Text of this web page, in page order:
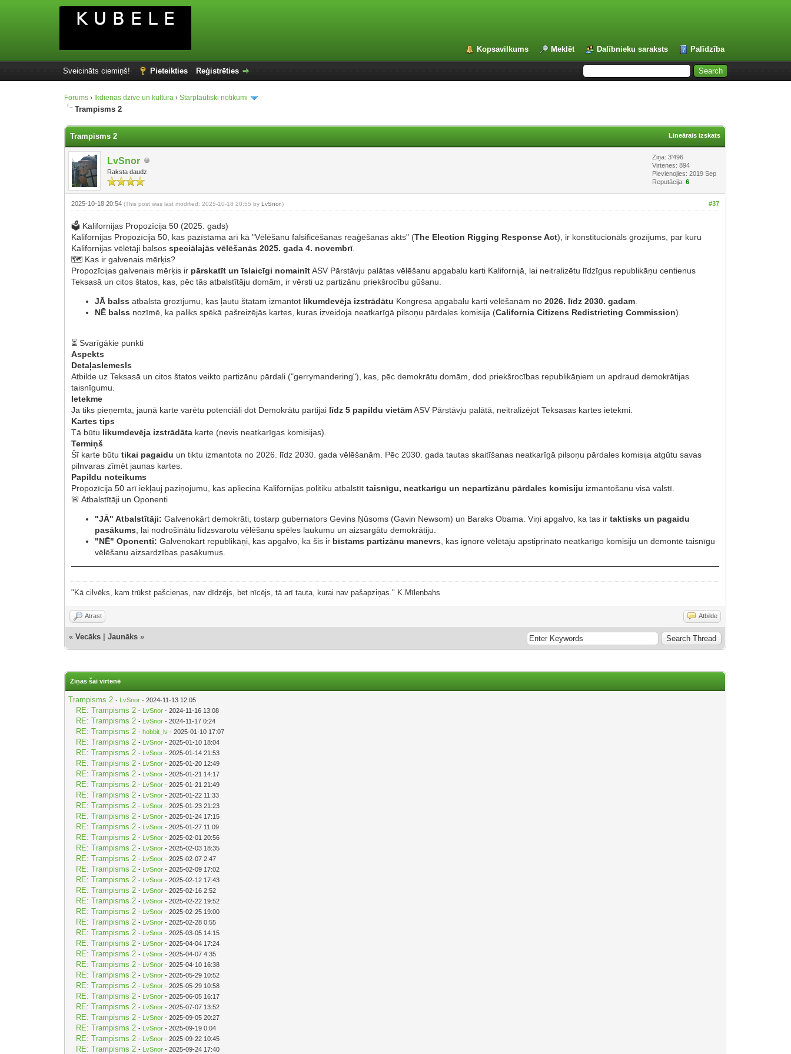
Kopsavilkums Meklēt Dalībnieku saraksts Palīdzība
Sveicināts ciemiņš! Pieteikties Reģistrēties
Forums › Ikdienas dzīve un kultūra ›Starptautiski notikumi
Trampisms 2
Lineārais izskats
Trampisms 2
LvSnor
Raksta daudz
Ziņa: 3'496
Virtenes: 894
Pievienojies: 2019 Sep
Reputācija:6
#37
2025-10-18 20:54(This post was last modified: 2025-10-18 20:55 byLvSnor.)
🗳️ Kalifornijas Propozīcija 50 (2025. gads)
Kalifornijas Propozīcija 50, kas pazīstama arī kā "Vēlēšanu falsificēšanas reaģēšanas akts" (The Election Rigging Response Act), ir konstitucionāls grozījums, par kuru
Kalifornijas vēlētāji balsosspeciālajās vēlēšanās 2025. gada 4. novembrī
🗺️ Kas ir galvenais mērķis?
Propozīcijas galvenais mērķis ir pārskatīt un īslaicīgi nomainītASV Pārstāvju palātas vēlēšanu apgabalu karti Kalifornijā, lai neitralizētu līdzīgus republikāņu centienus
Teksasā un citos štatos, kas, pēc tās atbalstītāju domām, ir vērsti uz partizānu priekšrocību gūšanu.
JĀ balss atbalsta grozījumu, kas ļautu štatam izmantot likumdevēja izstrādātu Kongresa apgabalu karti vēlēšanām no2026. līdz 2030. gadam
NĒ balss nozīmē, ka paliks spēkā pašreizējās kartes, kuras izveidoja neatkarīgā pilsoņu pārdales komisija (California Citizens Redistricting Commission).
⏳ Svarīgākie punkti
Aspekts
DetaļasIemesls
Atbilde uz Teksasā un citos štatos veikto partizānu pārdali ("gerrymandering"), kas, pēc demokrātu domām, dod priekšrocības republikāņiem un apdraud demokrātijas
taisnīgumu.
Ietekme
Ja tiks pieņemta, jaunā karte varētu potenciāli dot Demokrātu partijai līdz 5 papildu vietāmASV Pārstāvju palātā, neitralizējot Teksasas kartes ietekmi.
Kartes tips
Tā būtu likumdevēja izstrādāta karte (nevis neatkarīgas komisijas).
Termiņš
Šī karte būtutikai pagaidu un tiktu izmantota no 2026. līdz 2030. gada vēlēšanām. Pēc 2030. gada tautas skaitīšanas neatkarīgā pilsoņu pārdales komisija atgūtu savas
pilnvaras zīmēt jaunas kartes.
Papildu noteikums
Propozīcija 50 arī iekļauj paziņojumu, kas apliecina Kalifornijas politiku atbalstīttaisnīgu, neatkarīgu un nepartizānu pārdales komisiju izmantošanu visā valstī.
🚨 Atbalstītāji un Oponenti
"JĀ" Atbalstītāji: Galvenokārt demokrāti, tostarp gubernators Gevins Ņūsoms (Gavin Newsom) un Baraks Obama. Viņi apgalvo, ka tas irtaktisks un pagaidu
pasākums , lai nodrošinātu līdzsvarotu vēlēšanu spēles laukumu un aizsargātu demokrātiju.
"NĒ" Oponenti: Galvenokārt republikāņi, kas apgalvo, ka šis ir bīstams partizānu manevrs , kas ignorē vēlētāju apstiprināto neatkarīgo komisiju un demontē taisnīgu
vēlēšanu aizsardzības pasākumus.
"Kā cilvēks, kam trūkst pašcieņas, nav dīdzējs, bet nīcējs, tā arī tauta, kurai nav pašapziņas." K.Mīlenbahs
Atrast Atbilde
«Vecāks |Jaunāks »
Ziņas šai virtenē
Trampisms 2 - LvSnor - 2024-11-13 12:05
RE: Trampisms 2 - LvSnor - 2024-11-16 13:08
RE: Trampisms 2 - LvSnor - 2024-11-17 0:24
RE: Trampisms 2 -hobbit_lv - 2025-01-10 17:07
RE: Trampisms 2 - LvSnor - 2025-01-10 18:04
RE: Trampisms 2 - LvSnor - 2025-01-14 21:53
RE: Trampisms 2 - LvSnor - 2025-01-20 12:49
RE: Trampisms 2 - LvSnor - 2025-01-21 14:17
RE: Trampisms 2 - LvSnor - 2025-01-21 21:49
RE: Trampisms 2 - LvSnor - 2025-01-22 11:33
RE: Trampisms 2 - LvSnor - 2025-01-23 21:23
RE: Trampisms 2 - LvSnor - 2025-01-24 17:15
RE: Trampisms 2 - LvSnor - 2025-01-27 11:09
RE: Trampisms 2 - LvSnor - 2025-02-01 20:56
RE: Trampisms 2 - LvSnor - 2025-02-03 18:35
RE: Trampisms 2 - LvSnor - 2025-02-07 2:47
RE: Trampisms 2 - LvSnor - 2025-02-09 17:02
RE: Trampisms 2 - LvSnor - 2025-02-12 17:43
RE: Trampisms 2 - LvSnor - 2025-02-16 2:52
RE: Trampisms 2 - LvSnor - 2025-02-22 19:52
RE: Trampisms 2 - LvSnor - 2025-02-25 19:00
RE: Trampisms 2 - LvSnor - 2025-02-28 0:55
RE: Trampisms 2 - LvSnor - 2025-03-05 14:15
RE: Trampisms 2 - LvSnor - 2025-04-04 17:24
RE: Trampisms 2 - LvSnor - 2025-04-07 4:35
RE: Trampisms 2 - LvSnor - 2025-04-10 16:38
RE: Trampisms 2 - LvSnor - 2025-05-29 10:52
RE: Trampisms 2 - LvSnor - 2025-05-29 10:58
RE: Trampisms 2 - LvSnor - 2025-06-05 16:17
RE: Trampisms 2 - LvSnor - 2025-07-07 13:52
RE: Trampisms 2 - LvSnor - 2025-09-05 20:27
RE: Trampisms 2 - LvSnor - 2025-09-19 0:04
RE: Trampisms 2 - LvSnor - 2025-09-22 10:45
RE: Trampisms 2 - LvSnor - 2025-09-24 17:40